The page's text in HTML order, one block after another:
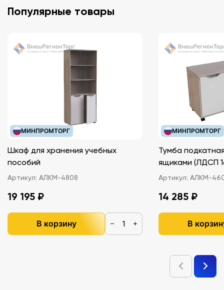
Популярные товары
МИНПРОМТОРГ
Шкаф для хранения учебных
пособий
Артикул: АЛКМ-4808
19 195 ₽
В корзину − +
МИНПРОМТОРГ
Тумба
ящиками
Артикул: АЛКМ-
14 285 ₽
В